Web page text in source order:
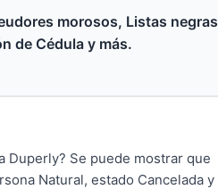
morosos, Listas negras
de Cédula y más.
Duperly? Se puede mostrar que
Natural, estado Cancelada y